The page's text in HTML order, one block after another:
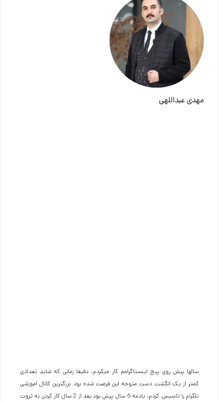
مهدی عبداللهی
سالها پیش روی پیج اینستاگرامم کار میکردم، دقیقا زمانی که شاید تعدادی
کمتر از یک انگشت دست متوجه این فرصت شده بود بزرگترین کانال آموزشی
تلگرام را تاسیس کردم، یادمه 6 سال پیش بود بعد از 2 سال کار کردن به ثروت